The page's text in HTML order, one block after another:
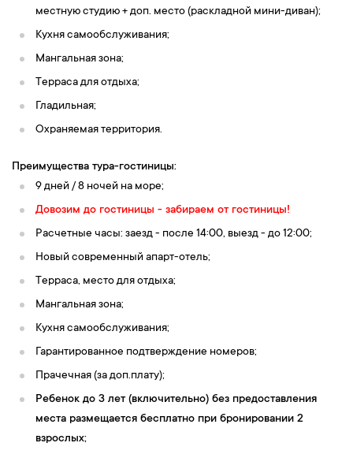
местную студию + доп. место (раскладной мини-диван);
Кухня самообслуживания;
Мангальная зона;
Терраса для отдыха;
Гладильная;
Охраняемая территория.
Преимущества тура-гостиницы:
9 дней / 8 ночей на море;
Довозим до гостиницы - забираем от гостиницы!
Расчетные часы: заезд - после 14:00, выезд - до 12:00;
Новый современный апарт-отель;
Терраса, место для отдыха;
Мангальная зона;
Кухня самообслуживания;
Гарантированное подтверждение номеров;
Прачечная (за доп.плату);
Ребенок до 3 лет (включительно) без предоставления
места размещается бесплатно при бронировании 2
взрослых;